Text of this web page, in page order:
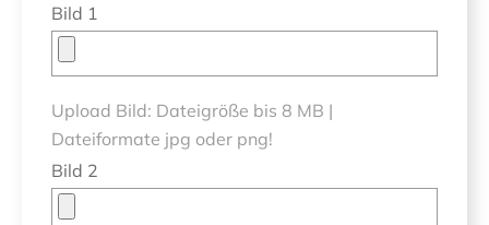
Bild 1
Upload Bild: Dateigröße bis 8 MB |
Dateiformate jpg oder png!
Bild 2